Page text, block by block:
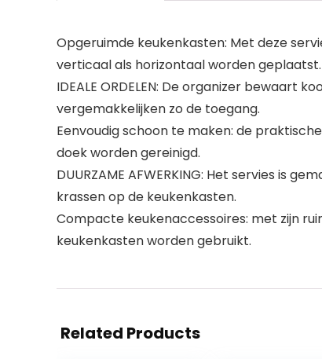
Opgeruimde keukenkasten: Met deze
verticaal als horizontaal worden geplaatst.
IDEALE ORDELEN: De organizer bewaart
vergemakkelijken zo de toegang.
Eenvoudig schoon te maken: de
doek worden gereinigd.
DUURZAME AFWERKING: Het servies is
krassen op de keukenkasten.
Compacte keukenaccessoires: met zijn
keukenkasten worden gebruikt.
Related Products